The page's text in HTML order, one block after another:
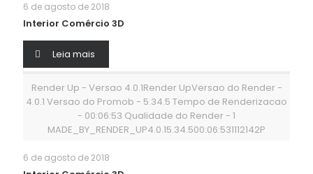
6 de agosto de 2018
Interior Comércio 3D
Leia mais
Render Up - Versao 4.0.1Render UpVersao do Render -
4.0.1 Versao do Promob - 5.34.5 Tempo de Renderizacao
- 00:06:53 Qualidade do Render - 1
MADE_BY_RENDER_UP4.0.15.34.500:06:531112142P
6 de agosto de 2018